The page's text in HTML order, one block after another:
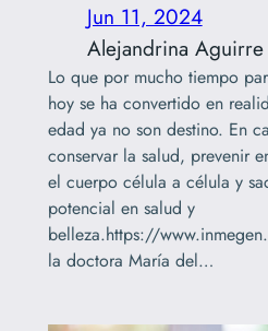
Jun 11, 2024
Alejandrina
Lo que por mucho tiempo
hoy se ha convertido en
edad ya no son destino. En
conservar la salud, prevenir
el cuerpo célula a célula y
potencial en salud y
belleza.https://
la doctora María del…